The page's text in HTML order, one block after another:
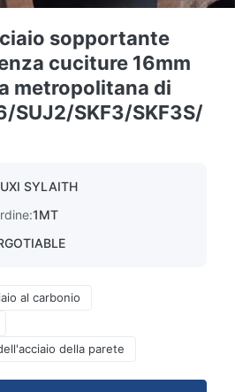
sopportante
cuciture 16mm
metropolitana di
SUJ2/SKF3/SKF3S/
SYLAITH
1MT
al carbonio
della parete